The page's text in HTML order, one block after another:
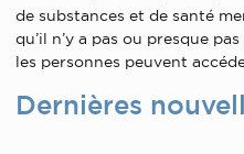
de substances et de santé
qu’il n’y a pas ou presque
les personnes peuvent
Dernières